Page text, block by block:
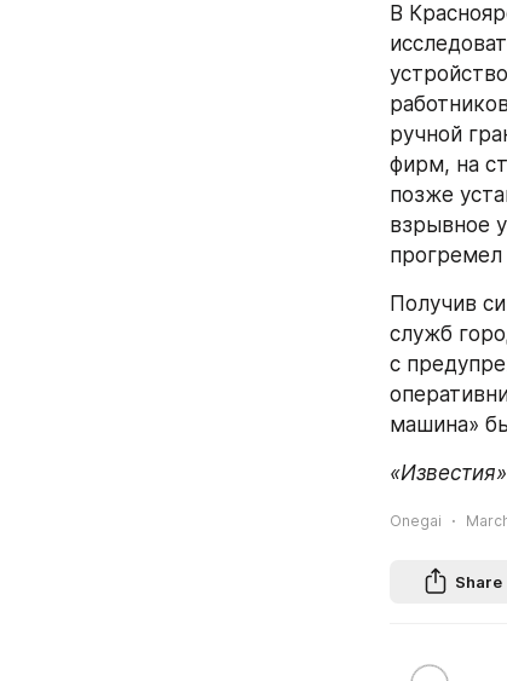
В
ручной
фирм, на
позже
взрывное
прогремел
Получив
служб
с
машина»
Onegai
Share